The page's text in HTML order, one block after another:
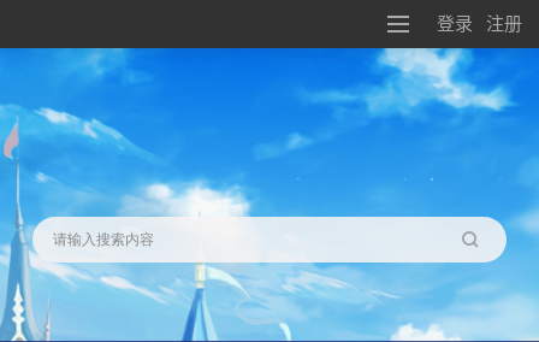
登录 注册